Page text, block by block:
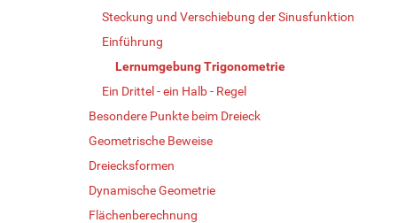
Steckung und Verschiebung der Sinusfunktion
Einführung
Lernumgebung Trigonometrie
Ein Drittel - ein Halb - Regel
Besondere Punkte beim Dreieck
Geometrische Beweise
Dreiecksformen
Dynamische Geometrie
Flächenberechnung